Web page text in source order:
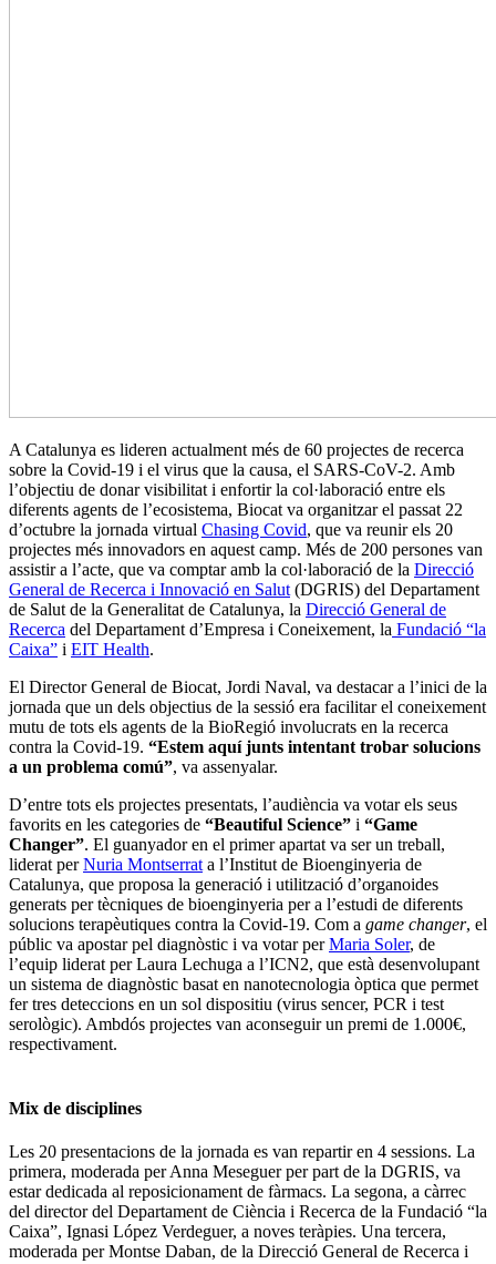
A Catalunya es lideren actualment més de 60 projectes de recerca
sobre la Covid-19 i el virus que la causa, el SARS-CoV-2. Amb
l’objectiu de donar visibilitat i enfortir la col·laboració entre els
diferents agents de l’ecosistema, Biocat va organitzar el passat 22
d’octubre la jornada virtual Chasing Covid, que va reunir els 20
projectes més innovadors en aquest camp. Més de 200 persones van
assistir a l’acte, que va comptar amb la col·laboració de la Direcció
General de Recerca i Innovació en Salut(DGRIS) del Departament
de Salut de la Generalitat de Catalunya, la Direcció General de
Recerca del Departament d’Empresa i Coneixement, la Fundació “la
Caixa” i EIT Health.
El Director General de Biocat, Jordi Naval, va destacar a l’inici de la
jornada que un dels objectius de la sessió era facilitar el coneixement
mutu de tots els agents de la BioRegió involucrats en la recerca
contra la Covid-19. “Estem aquí junts intentant trobar solucions
a un problema comú”, va assenyalar.
D’entre tots els projectes presentats, l’audiència va votar els seus
favorits en les categories de “Beautiful Science” i “Game
Changer”. El guanyador en el primer apartat va ser un treball,
liderat perNuria Montserrata l’Institut de Bioenginyeria de
Catalunya, que proposa la generació i utilització d’organoides
generats per tècniques de bioenginyeria per a l’estudi de diferents
solucions terapèutiques contra la Covid-19. Com a game changer, el
públic va apostar pel diagnòstic i va votar perMaria Soler, de
l’equip liderat per Laura Lechuga a l’ICN2, que està desenvolupant
un sistema de diagnòstic basat en nanotecnologia òptica que permet
fer tres deteccions en un sol dispositiu (virus sencer, PCR i test
serològic). Ambdós projectes van aconseguir un premi de 1.000€,
respectivament.
Mix de disciplines
Les 20 presentacions de la jornada es van repartir en 4 sessions. La
primera, moderada per Anna Meseguer per part de la DGRIS, va
estar dedicada al reposicionament de fàrmacs. La segona, a càrrec
del director del Departament de Ciència i Recerca de la Fundació “la
Caixa”, Ignasi López Verdeguer, a noves teràpies. Una tercera,
moderada per Montse Daban, de la Direcció General de Recerca i